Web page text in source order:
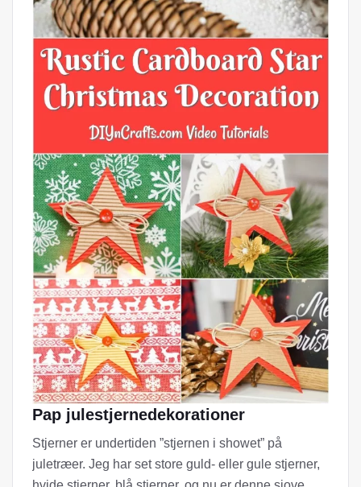
Pap julestjernedekorationer
Stjerner er undertiden ”stjernen i showet” på
juletræer. Jeg har set store guld- eller gule stjerner,